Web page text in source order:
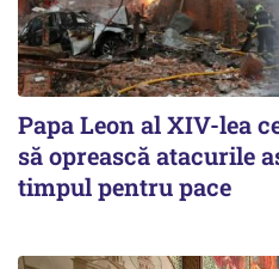
Papa Leon al XIV-lea
să oprească atacurile
timpul pentru pace